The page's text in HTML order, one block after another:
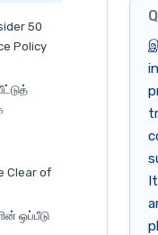
50
Policy
Clear of
ஒப்பீடு